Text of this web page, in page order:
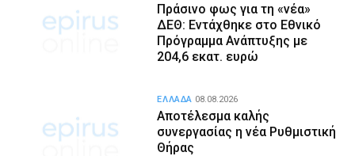
Πράσινο φως για τη «νέα»
ΔΕΘ: Εντάχθηκε στο Εθνικό
Πρόγραμμα Ανάπτυξης με
204,6 εκατ. ευρώ
Αποτέλεσμα καλής
συνεργασίας η νέα Ρυθμιστική
Θήρας
ΕΛΛΑΔΑ 08.08.2026